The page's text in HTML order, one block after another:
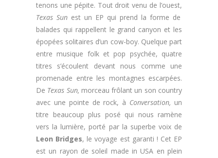
tenons une pépite. Tout droit venu de l’ouest,
Texas Sun est un EP qui prend la forme de
balades qui rappellent le grand canyon et les
épopées solitaires d’un cow-boy. Quelque part
entre musique folk et pop psychée, quatre
titres s’écoulent devant nous comme une
promenade entre les montagnes escarpées.
De Texas Sun, morceau frôlant un son country
avec une pointe de rock, à Conversation, un
titre beaucoup plus posé qui nous ramène
vers la lumière, porté par la superbe voix de
Leon Bridges, le voyage est garanti ! Cet EP
est un rayon de soleil made in USA en plein